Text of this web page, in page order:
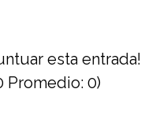
esta entrada!
Promedio: 0)